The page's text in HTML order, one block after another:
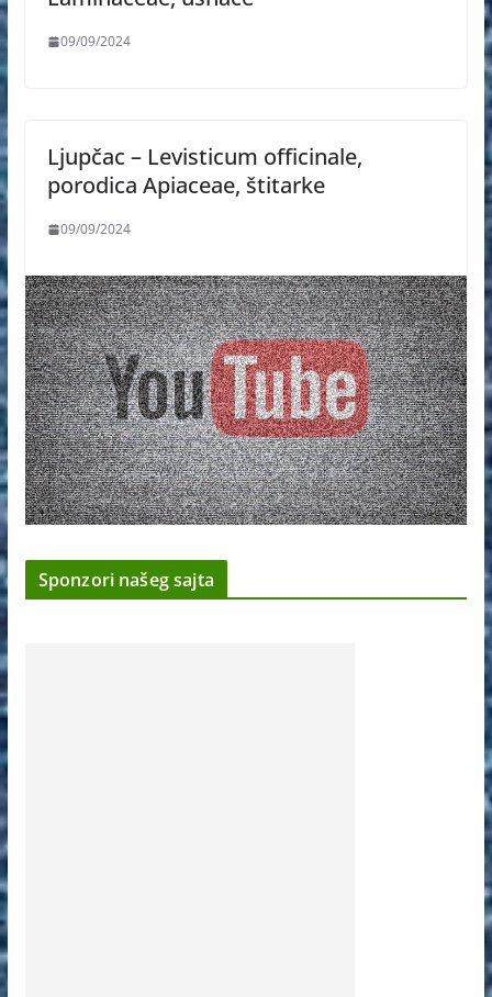
09/09/2024
Ljupčac – Levisticum officinale,
porodica Apiaceae, štitarke
09/09/2024
Sponzori našeg sajta